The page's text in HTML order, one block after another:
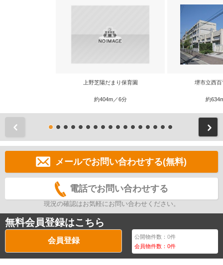
上野芝陽だまり保育園
約404m／6分
堺市立西
約
メールでお問い合わせする(無料)
電話でお問い合わせする
現況の確認はお気軽にお問い合わせください。
無料会員登録はこちら
会員登録 公開物件数：0件
会員物件数：0件